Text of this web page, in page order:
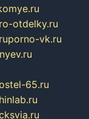
otdelky.ru
porno-vk.ru
65.ru